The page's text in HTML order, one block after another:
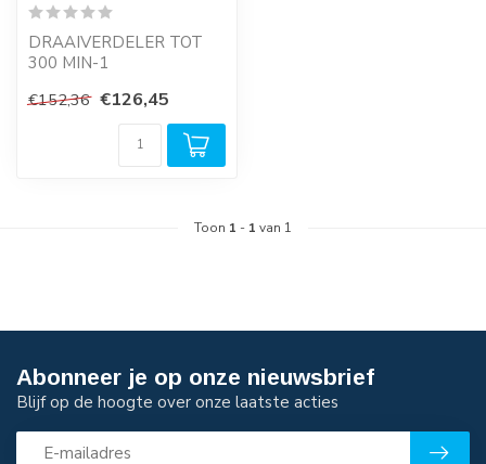
DRAAIVERDELER TOT
300 MIN-1
€152,36 €126,45
Toon 1 - 1 van 1
Abonneer je op onze nieuwsbrief
Blijf op de hoogte over onze laatste acties